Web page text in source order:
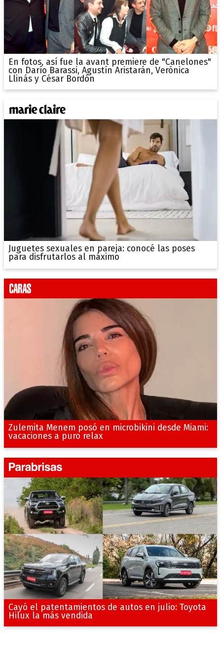
En fotos, así fue la avant premiere de "Canelones"
con Darío Barassi, Agustín Aristarán, Verónica
Llinás y César Bordón
Juguetes sexuales en pareja: conocé las poses
para disfrutarlos al máximo
Zulemita Menem posó en microbikini desde Miami:
vacaciones a puro relax
Cayó el patentamientos de autos en julio: Toyota
Hilux la más vendida